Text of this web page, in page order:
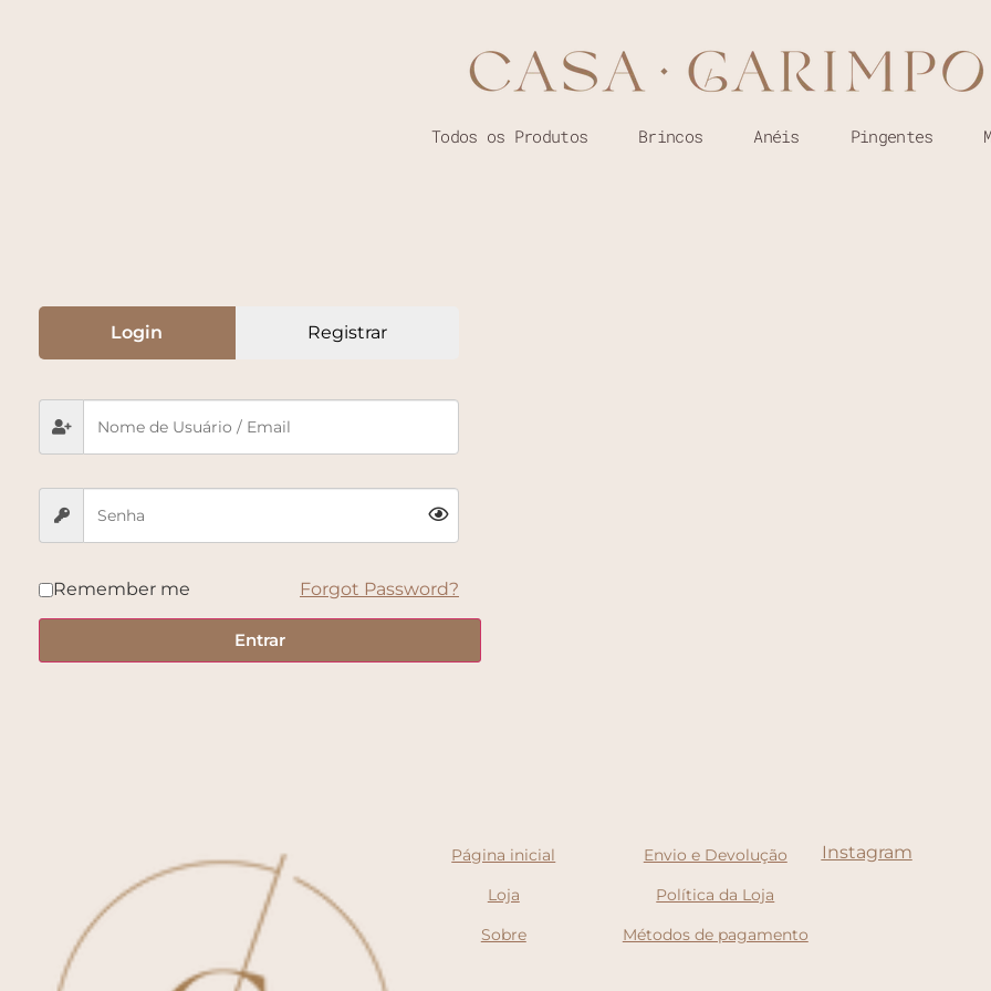
Todos os Produtos Brincos Anéis Pingentes
Login Registrar
Remember me Forgot Password?
Entrar
Página inicial
Loja
Sobre
Envio e Devolução
Política da Loja
Métodos de pagamento
Instagram